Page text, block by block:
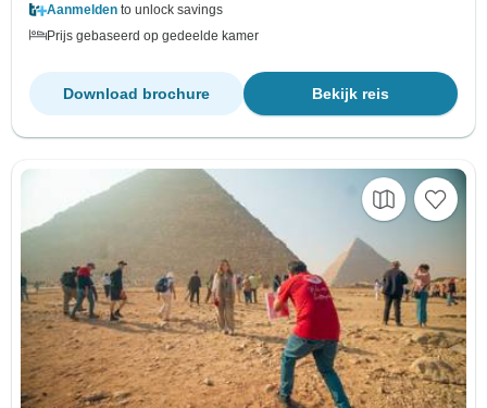
Aanmelden to unlock savings
Prijs gebaseerd op gedeelde kamer
Bekijk reis
Download brochure